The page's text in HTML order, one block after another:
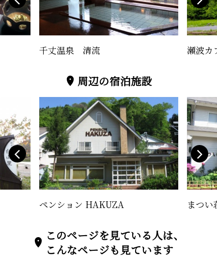
千丈温泉 清流 瀬波カ
周辺の宿泊施設
ペンション HAKUZA まつい
このページを見ている人は、
こんなページも見ています